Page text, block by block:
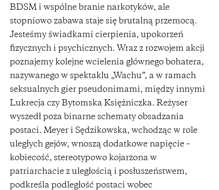
BDSM i wspólne branie narkotyków, ale
stopniowo zabawa staje się brutalną przemocą.
Jesteśmy świadkami cierpienia, upokorzeń
fizycznych i psychicznych. Wraz z rozwojem akcji
poznajemy kolejne wcielenia głównego bohatera,
nazywanego w spektaklu „Wachu”, a w ramach
seksualnych gier pseudonimami, między innymi
Lukrecja czy Bytomska Księżniczka. Reżyser
wyszedł poza binarne schematy obsadzania
postaci. Meyer i Sędzikowska, wchodząc w role
uległych gejów, wnoszą dodatkowe napięcie –
kobiecość, stereotypowo kojarzona w
patriarchacie z uległością i posłuszeństwem,
podkreśla podległość postaci wobec